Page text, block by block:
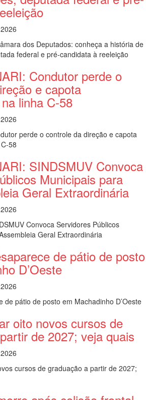
dos Deputados: conheça a história de
federal e pré-candidata à reeleição
Condutor perde o
e capota
linha C-58
perde o controle da direção e capota
58
SINDSMUV Convoca
Municipais para
Geral Extraordinária
Convoca Servidores Públicos
Geral Extraordinária
de pátio de posto
D’Oeste
de pátio de posto em Machadinho D’Oeste
oito novos cursos de
de 2027; veja quais
cursos de graduação a partir de 2027;